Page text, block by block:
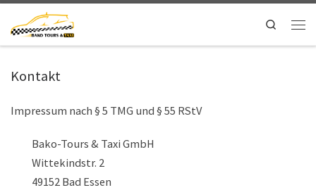
Search
Kontakt
Impressum nach § 5 TMG und § 55 RStV
Bako-Tours & Taxi GmbH
Wittekindstr. 2
49152 Bad Essen